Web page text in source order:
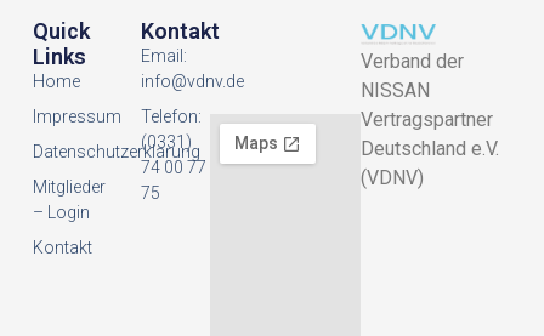
Verband der
NISSAN
Vertragspartner
Deutschland e.V.
(VDNV)
Quick
Links
Home
Impressum
Datenschutzerklarung
Mitglieder
– Login
Kontakt
Kontakt
Email:
info@vdnv.de
Telefon:
(0331)
74 00 77
75